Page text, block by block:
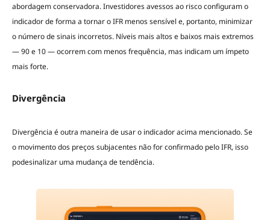
abordagem conservadora. Investidores avessos ao risco configuram o
indicador de forma a tornar o IFR menos sensível e, portanto, minimizar
o número de sinais incorretos. Níveis mais altos e baixos mais extremos
— 90 e 10 — ocorrem com menos frequência, mas indicam um ímpeto
mais forte.
Divergência
Divergência é outra maneira de usar o indicador acima mencionado. Se
o movimento dos preços subjacentes não for confirmado pelo IFR, isso
podesinalizar uma mudança de tendência.